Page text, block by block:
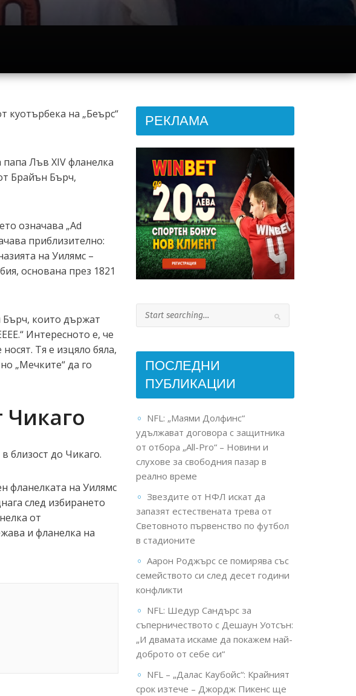
куотърбека на „Беърс“
Лъв XIV фланелка
Брайън Бърч,
означава „Ad
приблизително:
на Уилямс –
основана през 1821
Бърч, които държат
Интересното е, че
Тя е изцяло бяла,
„Мечките“ да го
Чикаго
близост до Чикаго.
фланелката на Уилямс
след избирането
от
и фланелка на
РЕКЛАМА
ПОСЛЕДНИ
ПУБЛИКАЦИИ
NFL: „Маями Долфинс“
удължават договора с защитника
от отбора „All-Pro“ – Новини и
слухове за свободния пазар в
реално време
Звездите от НФЛ искат да
запазят естествената трева от
Световното първенство по футбол
в стадионите
Аарон Роджърс се помирява със
семейството си след десет години
конфликти
NFL: Шедур Сандърс за
съперничеството с Дешаун Уотсън:
„И двамата искаме да покажем най-
доброто от себе си“
NFL – „Далас Каубойс“: Крайният
срок изтече – Джордж Пикенс ще